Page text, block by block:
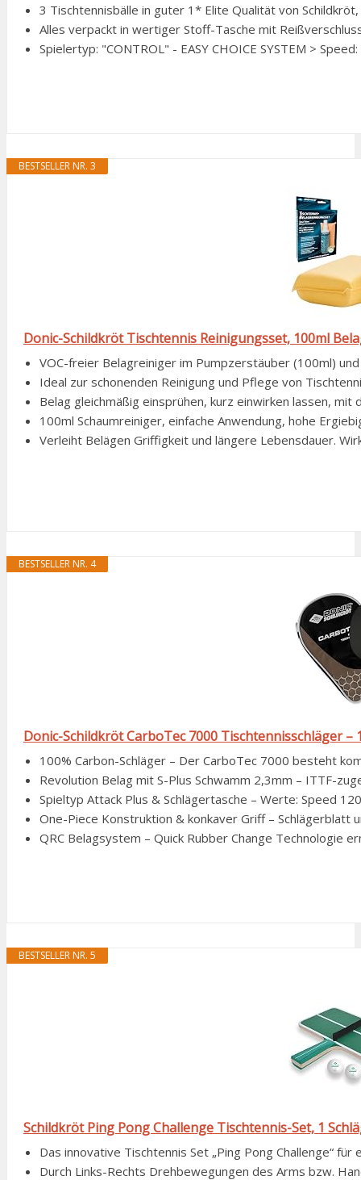
3 Tischtennisbälle in guter 1* Elite Qualität von
Alles verpackt in wertiger Stoff-Tasche mit
Spielertyp: "CONTROL" - EASY CHOICE SYSTEM >
BESTSELLER NR. 3
Donic-Schildkröt Tischtennis Reinigungsset, 100ml
VOC-freier Belagreiniger im Pumpzerstäuber (100ml)
Ideal zur schonenden Reinigung und Pflege von
Belag gleichmäßig einsprühen, kurz einwirken lassen,
100ml Schaumreiniger, einfache Anwendung, hohe
Verleiht Belägen Griffigkeit und längere Lebensdauer.
BESTSELLER NR. 4
Donic-Schildkröt CarboTec 7000 Tischtennisschläger –
100% Carbon-Schläger – Der CarboTec 7000 besteht
Revolution Belag mit S-Plus Schwamm 2,3mm – ITTF-
Spieltyp Attack Plus & Schlägertasche – Werte: Speed
One-Piece Konstruktion & konkaver Griff – Schlägerblatt
QRC Belagsystem – Quick Rubber Change Technologie
BESTSELLER NR. 5
Schildkröt Ping Pong Challenge Tischtennis-Set, 1
Das innovative Tischtennis Set „Ping Pong Challenge“
Durch Links-Rechts Drehbewegungen des Arms bzw.